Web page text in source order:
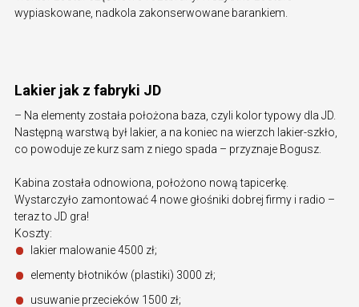
wypiaskowane, nadkola zakonserwowane barankiem.
Lakier jak z fabryki JD
– Na elementy została położona baza, czyli kolor typowy dla JD.
Następną warstwą był lakier, a na koniec na wierzch lakier-szkło,
co powoduje ze kurz sam z niego spada – przyznaje Bogusz.
Kabina została odnowiona, położono nową tapicerkę.
Wystarczyło zamontować 4 nowe głośniki dobrej firmy i radio –
teraz to JD gra!
Koszty:
lakier malowanie 4500 zł;
elementy błotników (plastiki) 3000 zł;
usuwanie przecieków 1500 zł;